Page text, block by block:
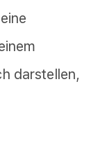
darstellen,